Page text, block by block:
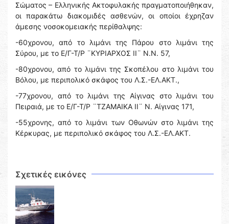
Σώματος – Ελληνικής Ακτοφυλακής πραγματοποιήθηκαν,
οι παρακάτω διακομιδές ασθενών, οι οποίοι έχρηζαν
άμεσης νοσοκομειακής περίθαλψης:
-60χρονου, από το λιμάνι της Πάρου στο λιμάνι της
Σύρου, με το Ε/Γ-Τ/Ρ ¨ΚΥΡΙΑΡΧΟΣ ΙΙ¨ Ν.Ν. 57,
-80χρονου, από το λιμάνι της Σκοπέλου στο λιμάνι του
Βόλου, με περιπολικό σκάφος του Λ.Σ.-ΕΛ.ΑΚΤ.,
-77χρονου, από το λιμάνι της Αίγινας στο λιμάνι του
Πειραιά, με το Ε/Γ-Τ/Ρ ¨ΤΖΑΜΑΙΚΑ ΙΙ¨ Ν. Αίγινας 171,
-55χρονης, από το λιμάνι των Οθωνών στο λιμάνι της
Κέρκυρας, με περιπολικό σκάφος του Λ.Σ.-ΕΛ.ΑΚΤ.
Σχετικές εικόνες